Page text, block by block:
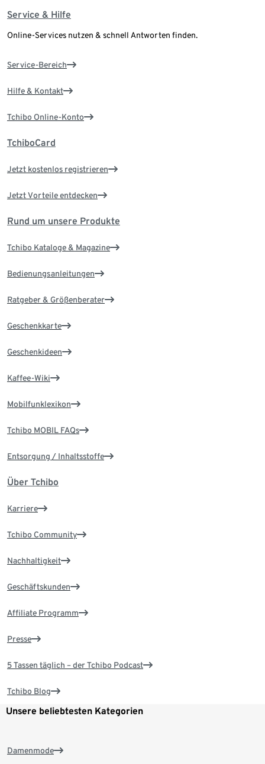
Service & Hilfe
Online-Services nutzen & schnell Antworten finden.
Service-Bereich
Hilfe & Kontakt
Tchibo Online-Konto
TchiboCard
Jetzt kostenlos registrieren
Jetzt Vorteile entdecken
Rund um unsere Produkte
Tchibo Kataloge & Magazine
Bedienungsanleitungen
Ratgeber & Größenberater
Geschenkkarte
Geschenkideen
Kaffee-Wiki
Mobilfunklexikon
Tchibo MOBIL FAQs
Entsorgung / Inhaltsstoffe
Über Tchibo
Karriere
Tchibo Community
Nachhaltigkeit
Geschäftskunden
Affiliate Programm
Presse
5 Tassen täglich – der Tchibo Podcast
Tchibo Blog
Unsere beliebtesten Kategorien
Damenmode